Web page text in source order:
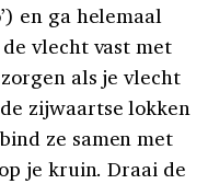
en ga helemaal
vlecht vast met
als je vlecht
zijwaartse lokken
ze samen met
je kruin. Draai de